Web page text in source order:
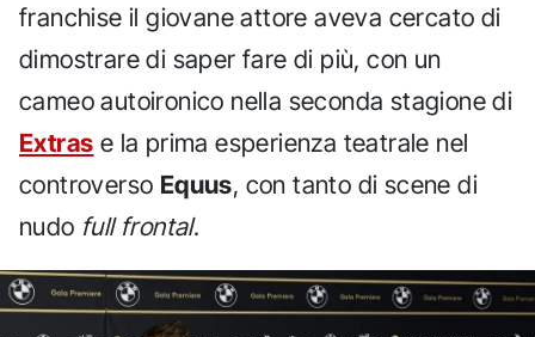
franchise il giovane attore aveva cercato di
dimostrare di saper fare di più, con un
cameo autoironico nella seconda stagione di
Extras e la prima esperienza teatrale nel
controverso Equus, con tanto di scene di
nudo full frontal.